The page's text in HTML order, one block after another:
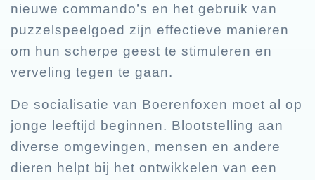
nieuwe commando’s en het gebruik van
puzzelspeelgoed zijn effectieve manieren
om hun scherpe geest te stimuleren en
verveling tegen te gaan.
De socialisatie van Boerenfoxen moet al op
jonge leeftijd beginnen. Blootstelling aan
diverse omgevingen, mensen en andere
dieren helpt bij het ontwikkelen van een